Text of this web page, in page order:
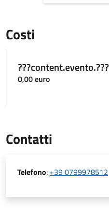
Costi
???content.evento.???
0,00 euro
Contatti
Telefono: +39 0799978512